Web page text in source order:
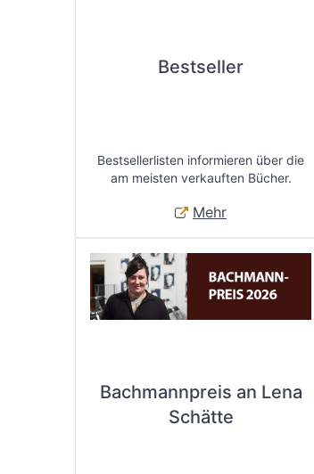
Bestseller
Bestsellerlisten informieren über die
am meisten verkauften Bücher.
Mehr
Bachmannpreis an Lena
Schätte